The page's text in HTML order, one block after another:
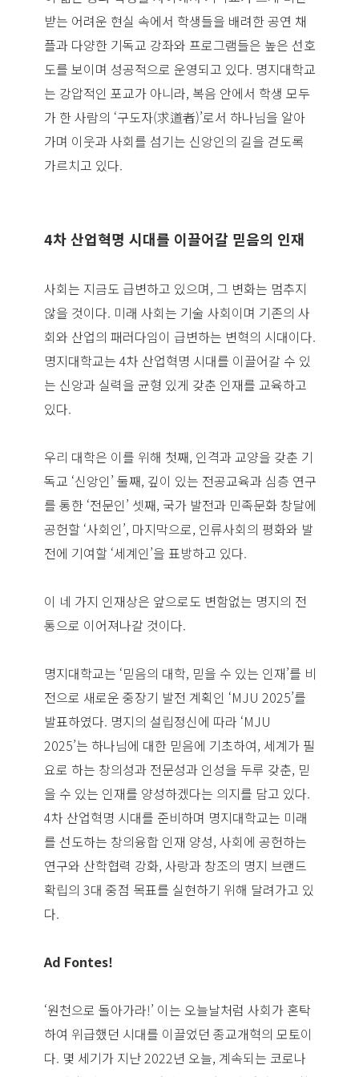
받는 어려운 현실 속에서 학생들을 배려한 공연 채
플과 다양한 기독교 강좌와 프로그램들은 높은 선호
도를 보이며 성공적으로 운영되고 있다. 명지대학교
는 강압적인 포교가 아니라, 복음 안에서 학생 모두
가 한 사람의 ‘구도자(求道者)’로서 하나님을 알아
가며 이웃과 사회를 섬기는 신앙인의 길을 걷도록
가르치고 있다.
4차 산업혁명 시대를 이끌어갈 믿음의 인재
사회는 지금도 급변하고 있으며, 그 변화는 멈추지
않을 것이다. 미래 사회는 기술 사회이며 기존의 사
회와 산업의 패러다임이 급변하는 변혁의 시대이다.
명지대학교는 4차 산업혁명 시대를 이끌어갈 수 있
는 신앙과 실력을 균형 있게 갖춘 인재를 교육하고
있다.
우리 대학은 이를 위해 첫째, 인격과 교양을 갖춘 기
독교 ‘신앙인’ 둘째, 깊이 있는 전공교육과 심층 연구
를 통한 ‘전문인’ 셋째, 국가 발전과 민족문화 창달에
공헌할 ‘사회인’, 마지막으로, 인류사회의 평화와 발
전에 기여할 ‘세계인’을 표방하고 있다.
이 네 가지 인재상은 앞으로도 변함없는 명지의 전
통으로 이어져나갈 것이다.
명지대학교는 ‘믿음의 대학, 믿을 수 있는 인재’를 비
전으로 새로운 중장기 발전 계획인 ‘MJU 2025’를
발표하였다. 명지의 설립정신에 따라 ‘MJU
2025’는 하나님에 대한 믿음에 기초하여, 세계가 필
요로 하는 창의성과 전문성과 인성을 두루 갖춘, 믿
을 수 있는 인재를 양성하겠다는 의지를 담고 있다.
4차 산업혁명 시대를 준비하며 명지대학교는 미래
를 선도하는 창의융합 인재 양성, 사회에 공헌하는
연구와 산학협력 강화, 사랑과 창조의 명지 브랜드
확립의 3대 중점 목표를 실현하기 위해 달려가고 있
다.
Ad Fontes!
‘원천으로 돌아가라!’ 이는 오늘날처럼 사회가 혼탁
하여 위급했던 시대를 이끌었던 종교개혁의 모토이
다. 몇 세기가 지난 2022년 오늘, 계속되는 코로나